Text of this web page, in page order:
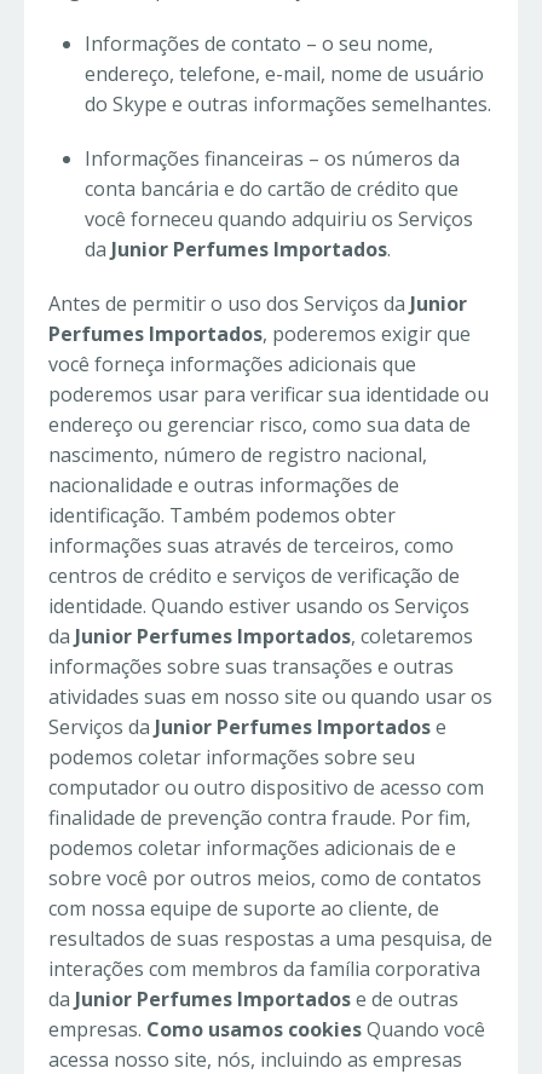
Informações de contato – o seu nome,
endereço, telefone, e-mail, nome de usuário
do Skype e outras informações semelhantes.
Informações financeiras – os números da
conta bancária e do cartão de crédito que
você forneceu quando adquiriu os Serviços
da Junior Perfumes Importados.
Antes de permitir o uso dos Serviços da Junior
Perfumes Importados, poderemos exigir que
você forneça informações adicionais que
poderemos usar para verificar sua identidade ou
endereço ou gerenciar risco, como sua data de
nascimento, número de registro nacional,
nacionalidade e outras informações de
identificação. Também podemos obter
informações suas através de terceiros, como
centros de crédito e serviços de verificação de
identidade. Quando estiver usando os Serviços
da Junior Perfumes Importados, coletaremos
informações sobre suas transações e outras
atividades suas em nosso site ou quando usar os
Serviços da Junior Perfumes Importadose
podemos coletar informações sobre seu
computador ou outro dispositivo de acesso com
finalidade de prevenção contra fraude. Por fim,
podemos coletar informações adicionais de e
sobre você por outros meios, como de contatos
com nossa equipe de suporte ao cliente, de
resultados de suas respostas a uma pesquisa, de
interações com membros da família corporativa
da Junior Perfumes Importadose de outras
empresas. Como usamos cookiesQuando você
acessa nosso site, nós, incluindo as empresas